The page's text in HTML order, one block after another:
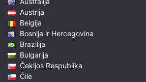
Austrija
Belgija
Bosnija ir Hercegovina
Brazilija
Bulgarija
Čekijos Respublika
Čilė